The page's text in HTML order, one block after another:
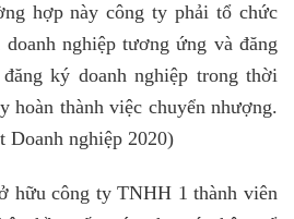
hợp này công ty phải tổ chức
nghiệp tương ứng và đăng
ký doanh nghiệp trong thời
hoàn thành việc chuyển nhượng.
nghiệp 2020)
hữu công ty TNHH 1 thành viên